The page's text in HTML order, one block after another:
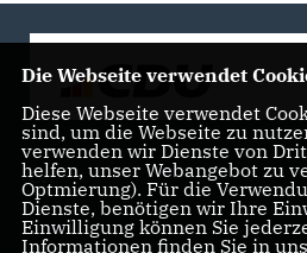
Ort.
Die Webseite verwendet
Diese Webseite verwendet
sind, um die Webseite zu
verwenden wir Dienste von
helfen, unser Webangebot zu
Optmierung). Für die
Dienste, benötigen wir Ihre
Einwilligung können Sie
Informationen finden Sie in